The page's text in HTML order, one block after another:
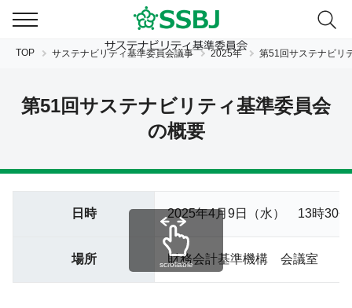
TOP サステナビリティ基準委員会議事 2025年 第51回サステナビリ
第51回サステナビリティ基準委員会
の概要
日時 2025年4月9日（水） 13時30
場所 財務会計基準機構 会議室
scrollable